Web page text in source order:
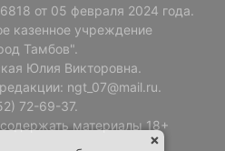
от 05 февраля 2024 года.
казенное учреждение
Тамбов".
Юлия Викторовна.
ngt_07@mail.ru.
72-69-37.
материалы 18+